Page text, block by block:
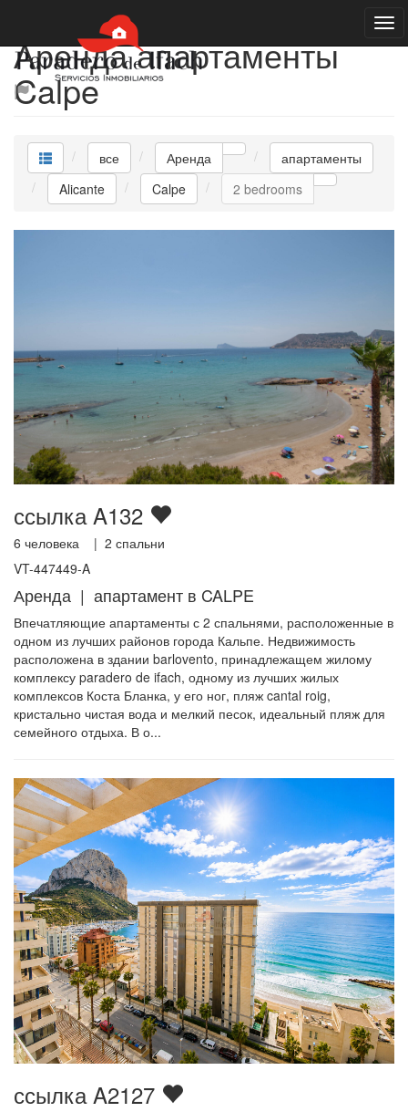
Аренда апартаменты
Calpe
все Аренда
апартаменты
Alicante
Calpe 2 bedrooms
ссылка A132
6 человека | 2 спальни
VT-447449-A
Аренда | апартамент в CALPE
Впечатляющие апартаменты с 2 спальнями, расположенные в
одном из лучших районов города Кальпе. Недвижимость
расположена в здании barlovento, принадлежащем жилому
комплексу paradero de ifach, одному из лучших жилых
комплексов Коста Бланка, у его ног, пляж cantal roig,
кристально чистая вода и мелкий песок, идеальный пляж для
семейного отдыха. В о...
ссылка A2127